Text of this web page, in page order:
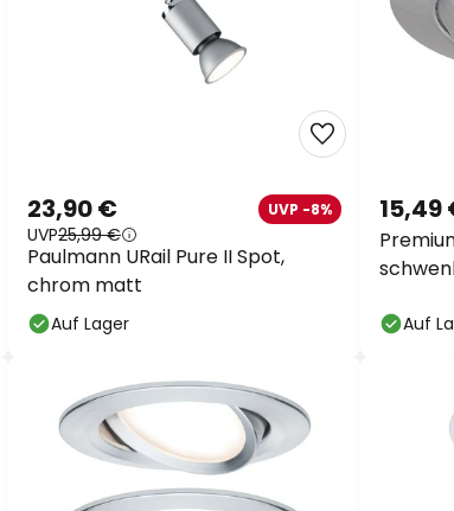
Paulmann URail Pure II Spot,
chrom matt
23,90 € UVP -8%
UVP25,99 €
Auf Lager
15,49
Auf